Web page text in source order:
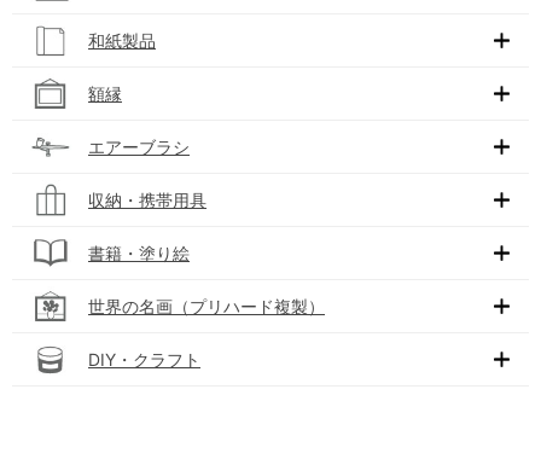
和紙製品
額縁
エアーブラシ
収納・携帯用具
書籍・塗り絵
世界の名画（プリハード複製）
DIY・クラフト